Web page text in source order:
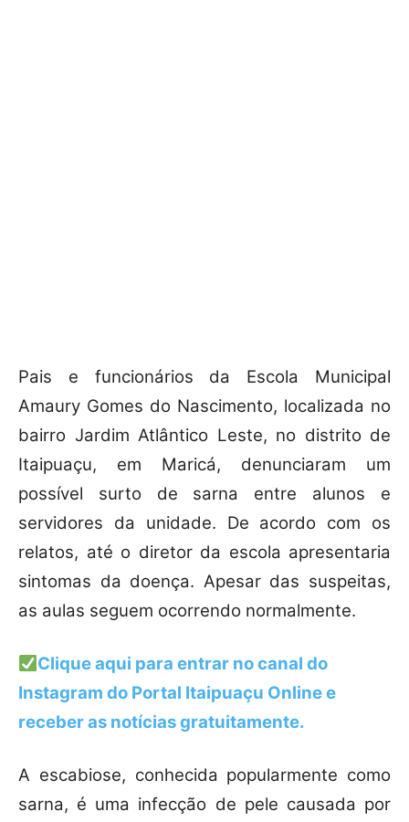
Pais e funcionários da Escola Municipal
Amaury Gomes do Nascimento, localizada no
bairro Jardim Atlântico Leste, no distrito de
Itaipuaçu, em Maricá, denunciaram um
possível surto de sarna entre alunos e
servidores da unidade. De acordo com os
relatos, até o diretor da escola apresentaria
sintomas da doença. Apesar das suspeitas,
as aulas seguem ocorrendo normalmente.
Clique aqui para entrar no canal do
Instagram do Portal Itaipuaçu Onlinee
receber as notícias gratuitamente.
A escabiose, conhecida popularmente como
sarna, é uma infecção de pele causada por